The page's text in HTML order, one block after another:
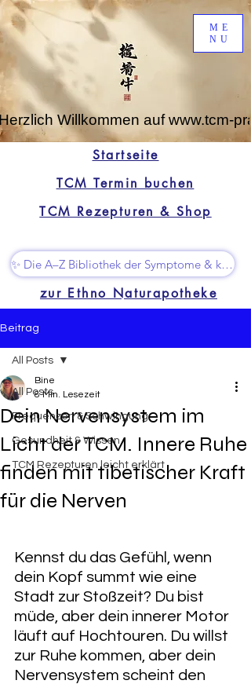
ME
NU
Willkommen auf www.tcm-
✨ Die A–Z Bibliothek der Symptome & kleine Superhelfer
zur Ethno Naturapotheke
TCM Termin buchen
Startseite
TCM Rezepturen & Shop
Beitrag
All Posts
Frequenzen & Schwingung
Gesundheit & Wissen
TCM Rezepturen leicht erklärt
All Posts
Dein Nervensystem im
Licht der TCM. Innere Ruhe
finden mit tibetischer Kraft
für die Nerven
Bine
8 Min. Lesezeit
​Kennst du das Gefühl, wenn
dein Kopf summt wie eine
Stadt zur Stoßzeit? Du bist
müde, aber dein innerer Motor
läuft auf Hochtouren. Du willst
zur Ruhe kommen, aber dein
Nervensystem scheint den